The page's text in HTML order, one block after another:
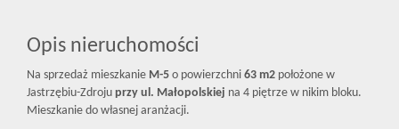
Opis nieruchomości
Na sprzedaż mieszkanie M-5 o powierzchni 63 m2 położone w
Jastrzębiu-Zdroju przy ul. Małopolskiej na 4 piętrze w nikim bloku.
Mieszkanie do własnej aranżacji.